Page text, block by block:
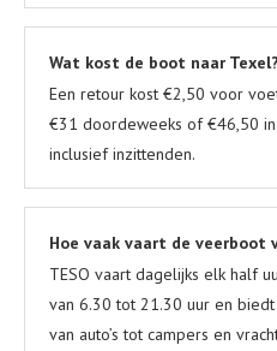
Wat kost de boot naar Texel?
Een retour kost €2,50 voor
€31 doordeweeks of €46,50
inclusief inzittenden.
Hoe vaak vaart de veerboot
TESO vaart dagelijks elk half
van 6.30 tot 21.30 uur en
van auto’s tot campers en